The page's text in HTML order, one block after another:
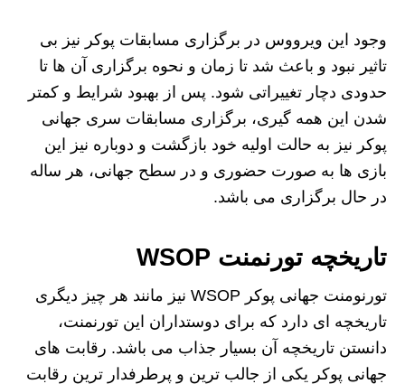
وجود این ویرووس در برگزاری مسابقات پوکر نیز بی
تاثیر نبود و باعث شد تا زمان و نحوه برگزاری آن ها تا
حدودی دچار تغییراتی شود. پس از بهبود شرایط و کمتر
شدن این همه گیری، برگزاری مسابقات سری جهانی
پوکر نیز به حالت اولیه خود بازگشت و دوباره نیز این
بازی ها به صورت حضوری و در سطح جهانی، هر ساله
در حال برگزاری می باشد.
تاریخچه تورنمنت WSOP
تورنومنت جهانی پوکر WSOP نیز مانند هر چیز دیگری
تاریخچه ای دارد که برای دوستداران این تورنمنت،
دانستن تاریخچه آن بسیار جذاب می باشد. رقابت های
جهانی پوکر یکی از جالب ترین و پرطرفدار ترین رقابت